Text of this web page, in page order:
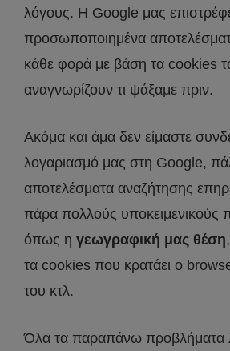
λόγους. Η Google μας
προσωποποιημένα
κάθε φορά με βάση τα cookies
αναγνωρίζουν τι ψάξαμε πριν.
Ακόμα και άμα δεν είμαστε
λογαριασμό μας στη Google,
αποτελέσματα αναζήτησης
πάρα πολλούς υποκειμενικούς
όπως η γεωγραφική μας θέση
τα cookies που κρατάει ο
του κτλ.
Όλα τα παραπάνω προβλήματα